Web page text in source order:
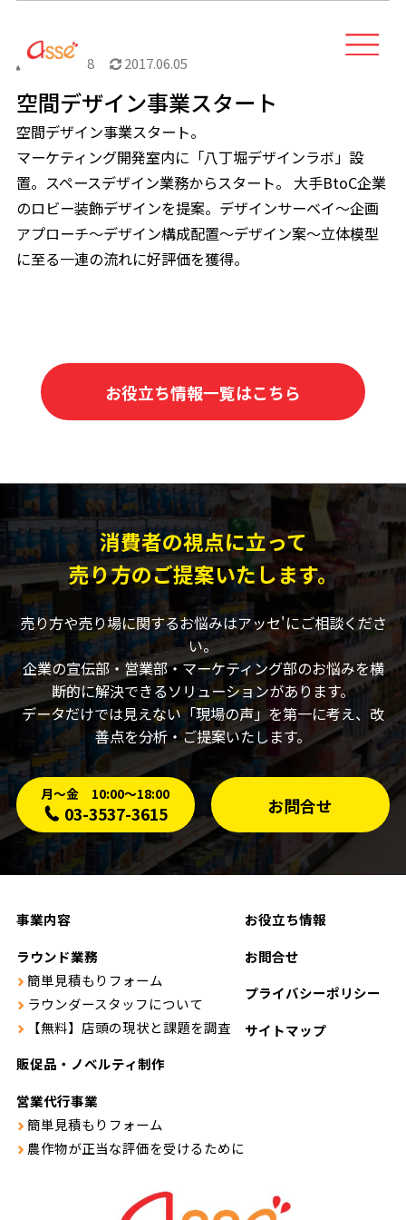
2017.05.08 2017.06.05
空間デザイン事業スタート
空間デザイン事業スタート。
マーケティング開発室内に「八丁堀デザインラボ」設
置。スペースデザイン業務からスタート。 大手BtoC企業
のロビー装飾デザインを提案。デザインサーベイ～企画
アプローチ～デザイン構成配置～デザイン案～立体模型
に至る一連の流れに好評価を獲得。
お役立ち情報一覧はこちら
消費者の視点に立って
売り方のご提案いたします。
売り方や売り場に関するお悩みはアッセ'にご相談くださ
い。
企業の宣伝部・営業部・マーケティング部のお悩みを横
断的に解決できるソリューションがあります。
データだけでは見えない「現場の声」を第一に考え、改
善点を分析・ご提案いたします。
月〜金 10:00〜18:00
03-3537-3615 お問合せ
事業内容
ラウンド業務
簡単見積もりフォーム
ラウンダースタッフについて
【無料】店頭の現状と課題を調査
販促品・ノベルティ制作
営業代行事業
簡単見積もりフォーム
農作物が正当な評価を受けるために
お役立ち情報
お問合せ
プライバシーポリシー
サイトマップ